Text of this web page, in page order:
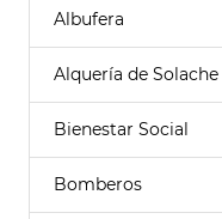
Albufera
Alquería de Solache
Bienestar Social
Bomberos